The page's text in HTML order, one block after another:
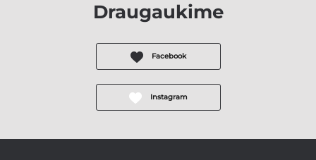
Draugaukime
Facebook
Instagram